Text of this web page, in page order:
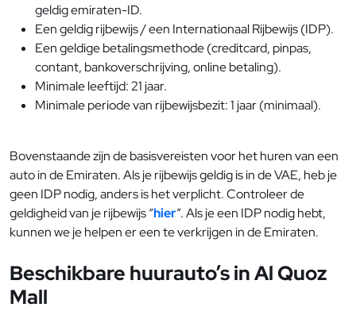
geldig emiraten-ID.
Een geldig rijbewijs / een Internationaal Rijbewijs (IDP).
Een geldige betalingsmethode (creditcard, pinpas,
contant, bankoverschrijving, online betaling).
Minimale leeftijd: 21 jaar.
Minimale periode van rijbewijsbezit: 1 jaar (minimaal).
Bovenstaande zijn de basisvereisten voor het huren van een
auto in de Emiraten. Als je rijbewijs geldig is in de VAE, heb je
geen IDP nodig, anders is het verplicht. Controleer de
geldigheid van je rijbewijs “hier”. Als je een IDP nodig hebt,
kunnen we je helpen er een te verkrijgen in de Emiraten.
Beschikbare huurauto’s in Al Quoz
Mall